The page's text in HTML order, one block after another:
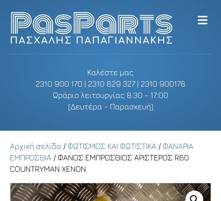
Καλέστε μας
2310 900 170 | 2310 829 327 | 2310 900178
Ωράριο λειτουργίας 8:30 - 17:00
(Δευτέρα - Παρασκευή)
M
e
Αρχική σελίδα / ΦΩΤΙΣΜΟΣ ΚΑΙ ΦΩΤΙΣΤΙΚΑ / ΦΑΝΑΡΙΑ
ΕΜΠΡΟΣΘΙΑ / ΦΑΝΟΣ ΕΜΠΡΟΣΘΙΟΣ ΑΡΙΣΤΕΡΟΣ R60
COUNTRYMAN XENON.